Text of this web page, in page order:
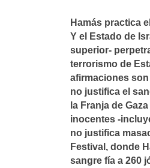
Hamás practica
Y el Estado de
superior-
terrorismo de
afirmaciones
no justifica el
la Franja de
inocentes -
no justifica
Festival, donde
sangre fía a 260